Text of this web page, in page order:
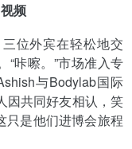
频
位外宾在轻松地交
“咔嚓。”市场准入专
与Bodylab国际
因共同好友相认，笑
只是他们进博会旅程